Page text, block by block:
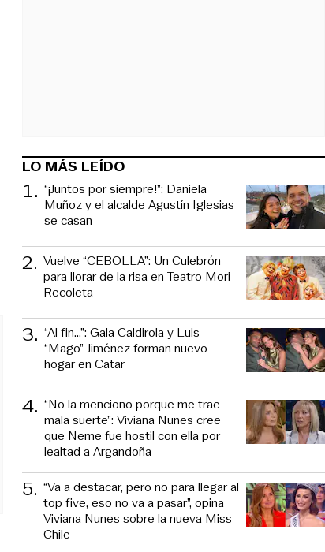
LO MÁS LEÍDO
1. “¡Juntos por siempre!”: Daniela
Muñoz y el alcalde Agustín Iglesias
se casan
2. Vuelve “CEBOLLA”: Un Culebrón
para llorar de la risa en Teatro Mori
Recoleta
3. “Al fin…”: Gala Caldirola y Luis
“Mago” Jiménez forman nuevo
hogar en Catar
4. “No la menciono porque me trae
mala suerte”: Viviana Nunes cree
que Neme fue hostil con ella por
lealtad a Argandoña
5. “Va a destacar, pero no para llegar al
top five, eso no va a pasar”, opina
Viviana Nunes sobre la nueva Miss
Chile